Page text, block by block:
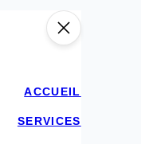
ACCUEIL
SERVICES